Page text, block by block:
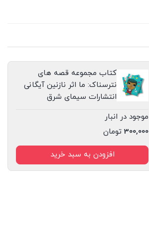
کتاب مجموعه قصه های
نترسناک: ما اثر نازنین آیگانی
انتشارات سیمای شرق
موجود در انبار
300,000 تومان
افزودن به سبد خرید